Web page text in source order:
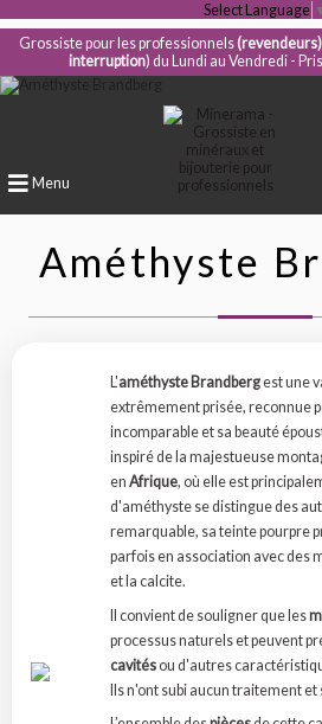
Select Language
Grossiste pour les professionnels(revendeurs)
interruption) du Lundi au Vendredi -
Menu
Améthyste
L'améthyste Brandberg est une
extrêmement prisée, reconnue
incomparable et sa beauté
inspiré de la majestueuse
enAfrique, où elle est
d'améthyste se distingue des
remarquable, sa teinte pourpre
parfois en association avec des
et la calcite.
Il convient de souligner que les
processus naturels et peuvent
cavitésou d'autres
Ils n'ont subi aucun traitement